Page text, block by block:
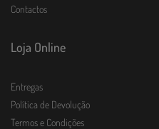
Contactos
Loja Online
Entregas
Política de Devolução
Termos e Condições